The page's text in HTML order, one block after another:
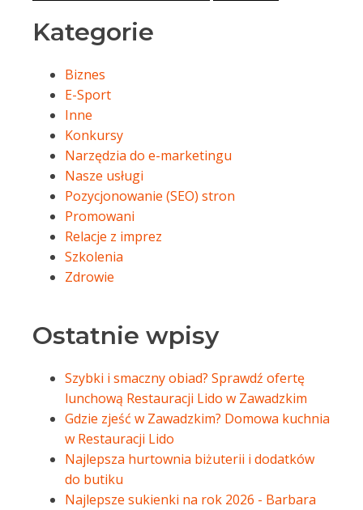
Kategorie
Biznes
E-Sport
Inne
Konkursy
Narzędzia do e-marketingu
Nasze usługi
Pozycjonowanie (SEO) stron
Promowani
Relacje z imprez
Szkolenia
Zdrowie
Ostatnie wpisy
Szybki i smaczny obiad? Sprawdź ofertę
lunchową Restauracji Lido w Zawadzkim
Gdzie zjeść w Zawadzkim? Domowa kuchnia
w Restauracji Lido
Najlepsza hurtownia biżuterii i dodatków
do butiku
Najlepsze sukienki na rok 2026 - Barbara